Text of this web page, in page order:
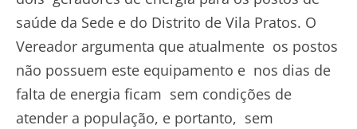
saúde da Sede e do Distrito de Vila Pratos. O
Vereador argumenta que atualmente os postos
não possuem este equipamento e nos dias de
falta de energia ficam sem condições de
atender a população, e portanto, sem